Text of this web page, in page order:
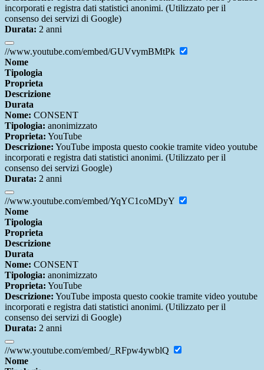
incorporati e registra dati statistici anonimi. (Utilizzato per il
consenso dei servizi di Google)
Durata: 2 anni
//www.youtube.com/embed/GUVvymBMtPk
Nome
Tipologia
Proprieta
Descrizione
Durata
Nome: CONSENT
Tipologia: anonimizzato
Proprieta: YouTube
Descrizione: YouTube imposta questo cookie tramite video youtube
incorporati e registra dati statistici anonimi. (Utilizzato per il
consenso dei servizi Google)
Durata: 2 anni
//www.youtube.com/embed/YqYC1coMDyY
Nome
Tipologia
Proprieta
Descrizione
Durata
Nome: CONSENT
Tipologia: anonimizzato
Proprieta: YouTube
Descrizione: YouTube imposta questo cookie tramite video youtube
incorporati e registra dati statistici anonimi. (Utilizzato per il
consenso dei servizi di Google)
Durata: 2 anni
//www.youtube.com/embed/_RFpw4ywblQ
Nome